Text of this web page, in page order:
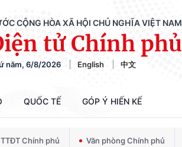
CỘNG HÒA XÃ HỘI CHỦ NGHĨA VIỆT NAM
tử Chính phủ
năm, 6/8/2026 English 中文
QUỐC TẾ GÓP Ý HIẾN KẾ
Chính phủ Văn phòng Chính phủ